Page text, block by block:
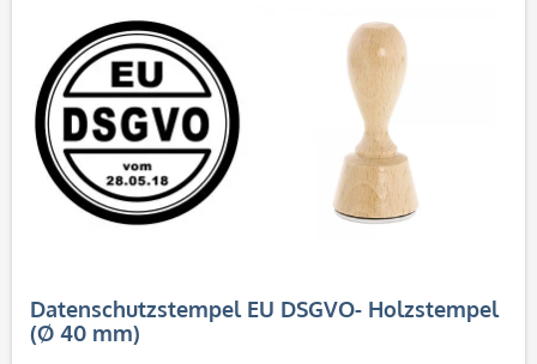
Datenschutzstempel EU DSGVO- Holzstempel
(Ø 40 mm)